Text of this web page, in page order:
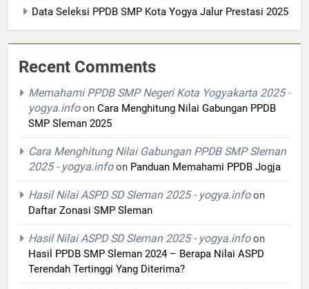
Data Seleksi PPDB SMP Kota Yogya Jalur Prestasi 2025
Recent Comments
Memahami PPDB SMP Negeri Kota Yogyakarta 2025 -
yogya.infoon Cara Menghitung Nilai Gabungan PPDB
SMP Sleman 2025
Cara Menghitung Nilai Gabungan PPDB SMP Sleman
2025 - yogya.infoon Panduan Memahami PPDB Jogja
Hasil Nilai ASPD SD Sleman 2025 - yogya.infoon
Daftar Zonasi SMP Sleman
Hasil Nilai ASPD SD Sleman 2025 - yogya.infoon
Hasil PPDB SMP Sleman 2024 – Berapa Nilai ASPD
Terendah Tertinggi Yang Diterima?